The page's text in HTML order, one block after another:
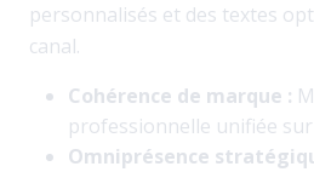
personnalisés et des textes
canal.
Cohérence de marque :
professionnelle unifiée
Omniprésence